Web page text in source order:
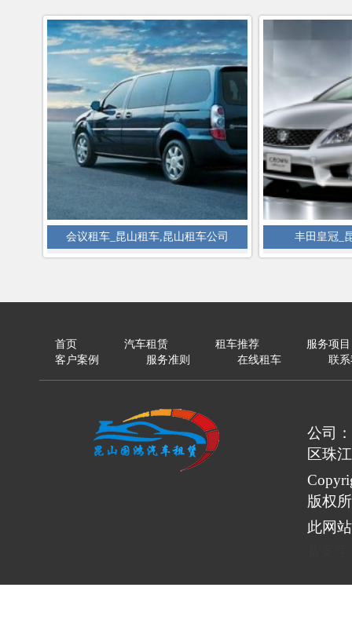
会议租车_昆山租车,昆山租车公司 丰田皇冠_
首页 汽车租赁 租车推荐
服务项目
客户案例
服务准则 在线租车 联
公司
区珠
版权
此网